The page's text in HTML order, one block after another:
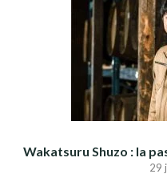
Wakatsuru Shuzo : la
29